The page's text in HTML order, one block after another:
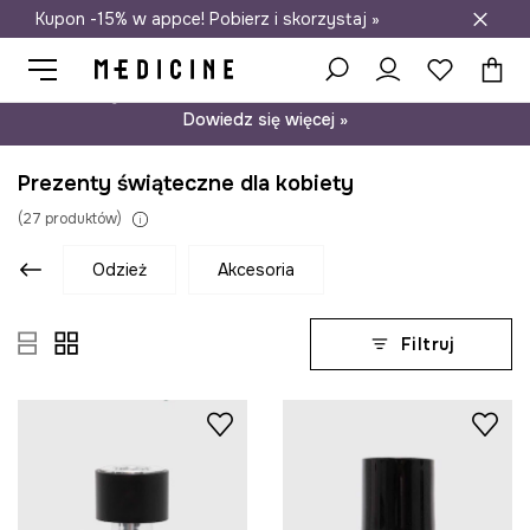
Darmowa dostawa do salonów
Kupon -15% w appce! Pobierz i skorzystaj »
Dowiedz się więcej »
Prezenty świąteczne dla kobiety
(27 produktów)
odzież akcesoria
Filtruj